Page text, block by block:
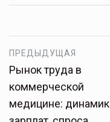
ПРЕДЫДУЩАЯ
Рынок труда в
коммерческой
медицине: